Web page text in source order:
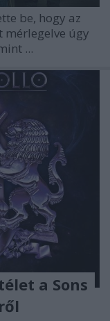
be, hogy az
úgy
...
a Sons